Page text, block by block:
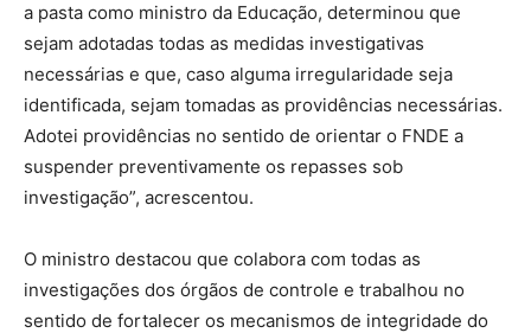
a pasta como ministro da Educação, determinou que
sejam adotadas todas as medidas investigativas
necessárias e que, caso alguma irregularidade seja
identificada, sejam tomadas as providências necessárias.
Adotei providências no sentido de orientar o FNDE a
suspender preventivamente os repasses sob
investigação”, acrescentou.
O ministro destacou que colabora com todas as
investigações dos órgãos de controle e trabalhou no
sentido de fortalecer os mecanismos de integridade do